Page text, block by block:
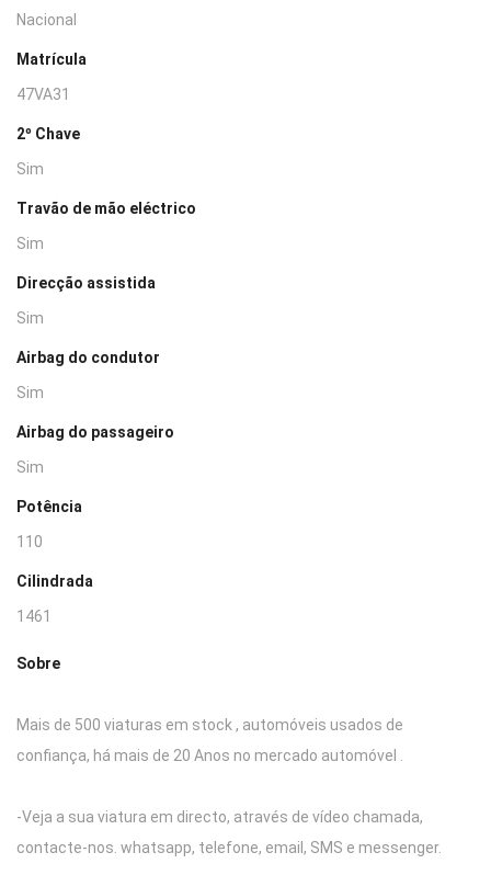
Nacional
Matrícula
47VA31
2º Chave
Sim
Travão de mão eléctrico
Sim
Direcção assistida
Sim
Airbag do condutor
Sim
Airbag do passageiro
Sim
Potência
110
Cilindrada
1461
Sobre
Mais de 500 viaturas em stock , automóveis usados de
confiança, há mais de 20 Anos no mercado automóvel .
-Veja a sua viatura em directo, através de vídeo chamada,
contacte-nos. whatsapp, telefone, email, SMS e messenger.